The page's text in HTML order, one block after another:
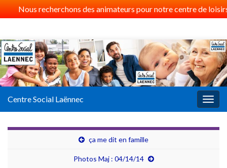
Nous recherchons des animateurs pour notre centre de
Centre Social Laënnec
ça me dit en famille
Photos Maj : 04/14/14